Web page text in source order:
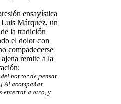
ensayística
Márquez, un
la tradición
el dolor con
compadecerse
remite a la
horror de pensar
Al acompañar
enterrar a otro, y